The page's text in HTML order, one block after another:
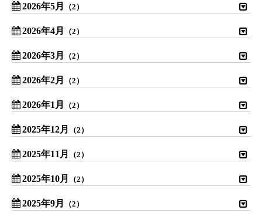
2026年5月 （2）
2026年4月 （2）
2026年3月 （2）
2026年2月 （2）
2026年1月 （2）
2025年12月 （2）
2025年11月 （2）
2025年10月 （2）
2025年9月 （2）